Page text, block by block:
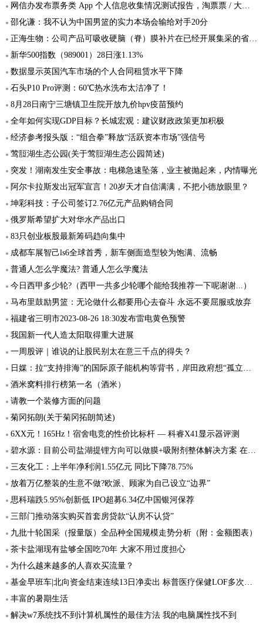
网信办发布票务类 App 个人信息收集情况测试报告，淘票票 / 大麦 / 猫眼 / 摩天轮票务受测
邵化谦：我不认为中国男篮的实力本场会输给对手20分
正海生物：公司产品可吸收硬脑（脊）膜补片在已经开展集采的省份全部中标
新华500指数（989001）28日涨1.13%
数据显示英国汽车市场的个人合同租赁水平下降
石头P10 Pro评测：60℃热水洗布太洁净了！
8月28日南宁三塘镇卫生院开放九价hpv疫苗预约
全年如何实现GDP目标？长城宏观：建议财政政策更加积极
经济参考报头版：“组合拳”释放“活跃资本市场”强信号
莺脰湖生态公园(关于莺脰湖生态公园简述)
突发！湖南发生安全事故：电梯急速坠落，业主被抛起来，内情曝光
阿尔卡拉斯发出冠军宣言！20岁天才自信满满，不把小德放眼里？
坤彩科技：子公司签订2.76亿元产品购销合同
俄罗斯希望扩大对华水产品出口
83只创业板股最新筹码趋向集中
成都车展智己ls6全球首秀，新车侧面造型较为饱满、流畅
普通人怎么学魔法? 普通人怎么学魔法
今日西甲多少轮?（西甲一共多少轮哪个能给我推荐一下呢谢谢...）
马布里鼓励男篮：无论做什么都要用心去奋斗 永远不要屈服或放弃
福建省三明市2023-08-26 18:30发布雷电黄色预警
我国新一代人造太阳取得重大进展
一周股评｜谁说的让股民别太在意三千点的得失？
日媒：拉“支持排海”的国际原子能机构等背书，岸田政府想“孤立中国”
酒米窝料排行榜第一名（酒米）
请教一个装修方面的问题
菊冈拓朗(关于菊冈拓朗简述)
6XX元！165Hz！宿舍电竞的性价比标杆 — 科睿X41显示器评测
碧水源：目前公司盐湖提锂方向可以做膜+吸附剂整体解决方案 在工业零排放方面拿到几个订单
三友化工：上半年净利润1.55亿元 同比下降78.75%
放着万亿整装的生意不做?欧派、顾家为自己设立“边界”
思科瑞跌5.95%创新低 IPO超募6.34亿中国银河保荐
三部门推动落实购买首套房贷款“认房不认贷”
九批十轮国采（报量版）全品种全国规模走势分析（附：金额图表）
茶卡盐湖现有盐够全国吃70年 大家不用过度担心
为什么越来越多的人喜欢买流量？
基金早班车|北向资金结束连续13日净卖出 标普医疗保健LOF多次提示高溢价风险
丰富的暑期生活
解决w7系统找不到计算机属性的最佳方法 我的电脑属性找不到